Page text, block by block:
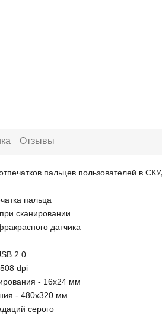
Отзывы
пальцев пользователей в
пальца
сканировании
датчика
2.0
dpi
- 16x24 мм
- 480х320 мм
серого